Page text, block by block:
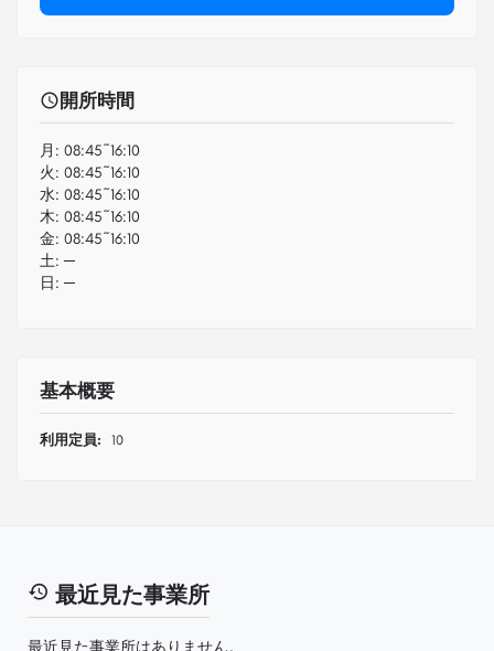
開所時間
月: 08:45~16:10
火: 08:45~16:10
水: 08:45~16:10
木: 08:45~16:10
金: 08:45~16:10
土: ─
日: ─
基本概要
利用定員: 10
最近見た事業所
最近見た事業所はありません。